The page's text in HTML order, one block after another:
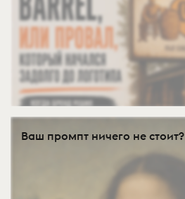
Ваш промпт ничего не стоит?